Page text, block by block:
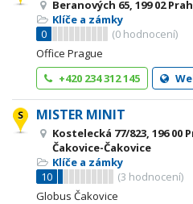
Beranových 65, 199 02
Klíče a zámky
0
(0 hodnocení)
Office Prague
+420 234 312 145
MISTER MINIT
Kostelecká 77/823, 196 00
Čakovice-Čakovice
Klíče a zámky
10
(3 hodnocení)
Globus Čakovice